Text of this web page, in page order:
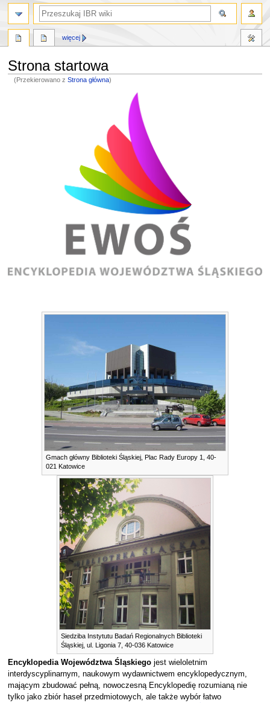
Strona startowa
(Przekierowano zStrona główna)
Gmach główny Biblioteki Śląskiej, Plac Rady Europy 1, 40-
021 Katowice
Siedziba Instytutu Badań Regionalnych Biblioteki
Śląskiej, ul. Ligonia 7, 40-036 Katowice
Encyklopedia Województwa Śląskiegojest wieloletnim
interdyscyplinarnym, naukowym wydawnictwem encyklopedycznym,
mającym zbudować pełną, nowoczesną Encyklopedię rozumianą nie
tylko jako zbiór haseł przedmiotowych, ale także wybór łatwo
więcej
szukaj